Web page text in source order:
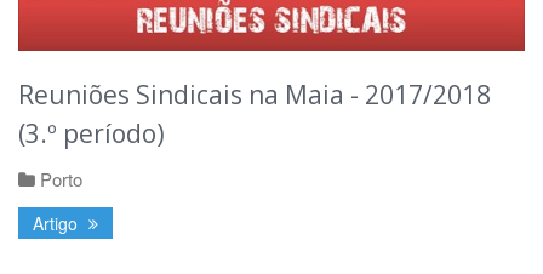
Reuniões Sindicais na Maia - 2017/2018
(3.º período)
Porto
Artigo